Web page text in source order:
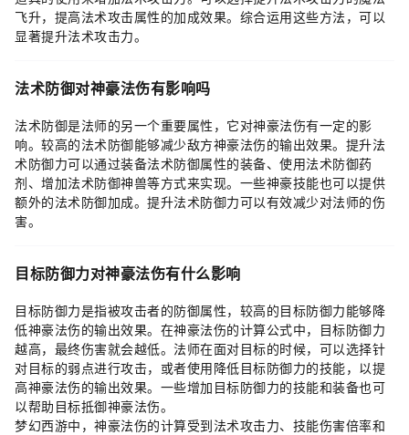
飞升，提高法术攻击属性的加成效果。综合运用这些方法，可以
显著提升法术攻击力。
法术防御对神豪法伤有影响吗
法术防御是法师的另一个重要属性，它对神豪法伤有一定的影
响。较高的法术防御能够减少敌方神豪法伤的输出效果。提升法
术防御力可以通过装备法术防御属性的装备、使用法术防御药
剂、增加法术防御神兽等方式来实现。一些神豪技能也可以提供
额外的法术防御加成。提升法术防御力可以有效减少对法师的伤
害。
目标防御力对神豪法伤有什么影响
目标防御力是指被攻击者的防御属性，较高的目标防御力能够降
低神豪法伤的输出效果。在神豪法伤的计算公式中，目标防御力
越高，最终伤害就会越低。法师在面对目标的时候，可以选择针
对目标的弱点进行攻击，或者使用降低目标防御力的技能，以提
高神豪法伤的输出效果。一些增加目标防御力的技能和装备也可
以帮助目标抵御神豪法伤。
梦幻西游中，神豪法伤的计算受到法术攻击力、技能伤害倍率和